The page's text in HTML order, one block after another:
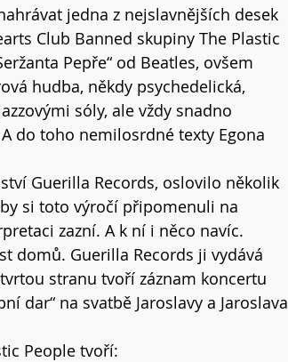
jedna z nejslavnějších desek
Club Banned skupiny The Plastic
Pepře“ od Beatles, ovšem
hudba, někdy psychedelická,
sóly, ale vždy snadno
do toho nemilosrdné texty Egona
Guerilla Records, oslovilo několik
si toto výročí připomenuli na
zazní. A k ní i něco navíc.
domů. Guerilla Records ji vydává
stranu tvoří záznam koncertu
dar“ na svatbě Jaroslavy a Jaroslava
People tvoří: